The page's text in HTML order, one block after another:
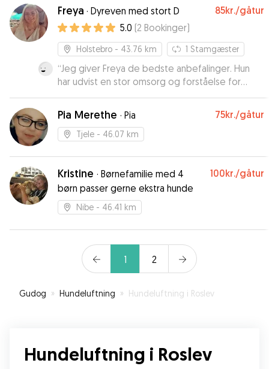
som han ikke ville hjem fra 😋😄
Freya · Dyreven med stort D 85kr./gåtur
5.0 (2 Bookinger)
Holstebro - 43.76 km 1 Stamgæster
“Jeg giver Freya de bedste anbefalinger. Hun
har udvist en stor omsorg og forståelse for
Arthurs behov. Vi booker meget gerne Freya
igen en anden gang.
Pia Merethe · Pia 75kr./gåtur
Tjele - 46.07 km
Kristine · Børnefamilie med 4
børn passer gerne ekstra hunde
100kr./gåtur
Nibe - 46.41 km
1 2
Gudog » Hundeluftning » Hundeluftning i Roslev
Hundeluftning i Roslev